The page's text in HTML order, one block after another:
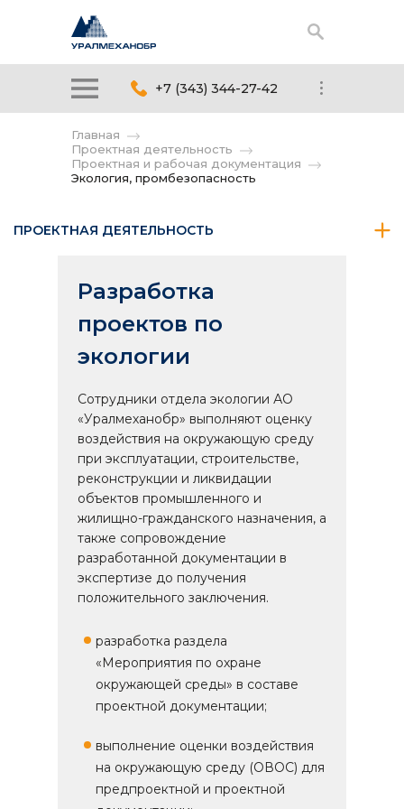
+7 (343) 344-27-42
Главная
Проектная деятельность
Проектная и рабочая документация
Экология, промбезопасность
ПРОЕКТНАЯ ДЕЯТЕЛЬНОСТЬ
Разработка
проектов по
экологии
Сотрудники отдела экологии АО
«Уралмеханобр» выполняют оценку
воздействия на окружающую среду
при эксплуатации, строительстве,
реконструкции и ликвидации
объектов промышленного и
жилищно-гражданского назначения, а
также сопровождение
разработанной документации в
экспертизе до получения
положительного заключения.
разработка раздела
«Мероприятия по охране
окружающей среды» в составе
проектной документации;
выполнение оценки воздействия
на окружающую среду (ОВОС) для
предпроектной и проектной